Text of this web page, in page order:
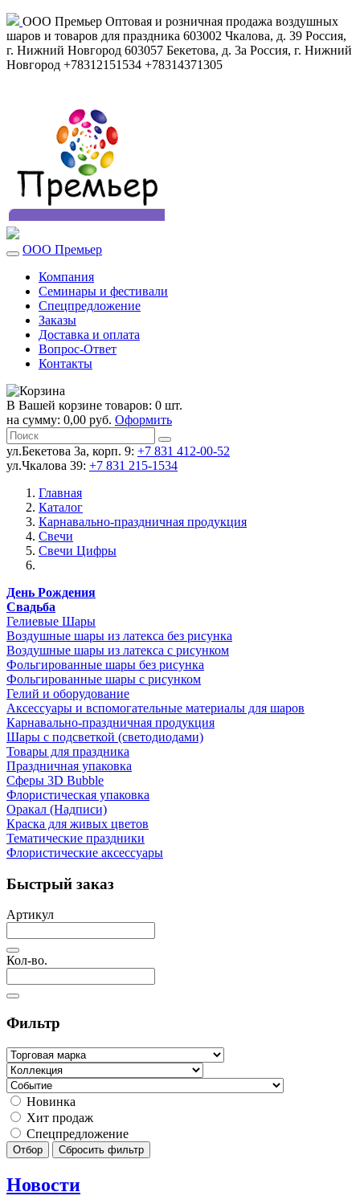
ООО Премьер Оптовая и розничная продажа воздушных
шаров и товаров для праздника 603002 Чкалова, д. 39 Россия,
г. Нижний Новгород 603057 Бекетова, д. 3а Россия, г. Нижний
Новгород +78312151534 +78314371305
ООО Премьер
Компания
Семинары и фестивали
Спецпредложение
Заказы
Доставка и оплата
Вопрос-Ответ
Контакты
В Вашей корзине товаров: 0 шт.
на сумму: 0,00 руб. Оформить
ул.Бекетова 3а, корп. 9: +7 831 412-00-52
ул.Чкалова 39: +7 831 215-1534
Главная
Каталог
Карнавально-праздничная продукция
Свечи
Свечи Цифры
День Рождения
Свадьба
Гелиевые Шары
Воздушные шары из латекса без рисунка
Воздушные шары из латекса с рисунком
Фольгированные шары без рисунка
Фольгированные шары с рисунком
Гелий и оборудование
Аксессуары и вспомогательные материалы для шаров
Карнавально-праздничная продукция
Шары с подсветкой (светодиодами)
Товары для праздника
Праздничная упаковка
Сферы 3D Bubble
Флористическая упаковка
Оракал (Надписи)
Краска для живых цветов
Тематические праздники
Флористические аксессуары
Быстрый заказ
Артикул
Кол-во.
Фильтр
Новинка
Хит продаж
Спецпредложение
Отбор Сбросить фильтр
Новости